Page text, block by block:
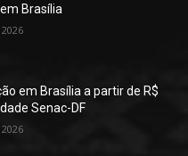
Brasília
em Brasília a partir de R$
Senac-DF